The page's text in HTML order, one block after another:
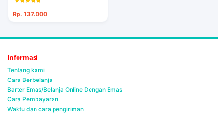
Rp. 137.000
Informasi
Tentang kami
Cara Berbelanja
Barter Emas/Belanja Online Dengan Emas
Cara Pembayaran
Waktu dan cara pengiriman